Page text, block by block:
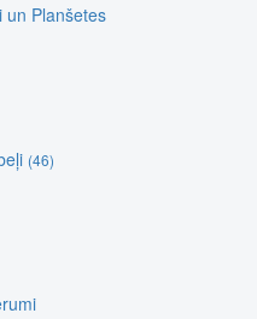
un Planšetes
(46)